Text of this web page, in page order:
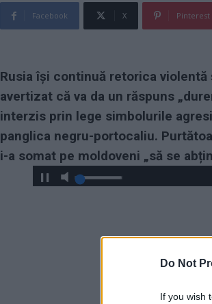
Do Not
If you wish
Facebook X Pinterest
Rusia își continuă retorica
avertizat că va da un răspuns
interzis prin lege simbolurile
panglica negru-portocaliu.
i-a somat pe moldoveni „să se